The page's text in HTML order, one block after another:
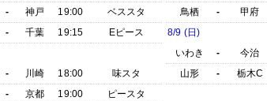
- 神戸 19:00
ベススタ
- 千葉 19:15
Eピース
- 川崎 18:00
味スタ
- 京都 19:00 ピースタ
鳥栖
- 甲府
8/9 (日)
いわき
- 今治
山形
- 栃木C